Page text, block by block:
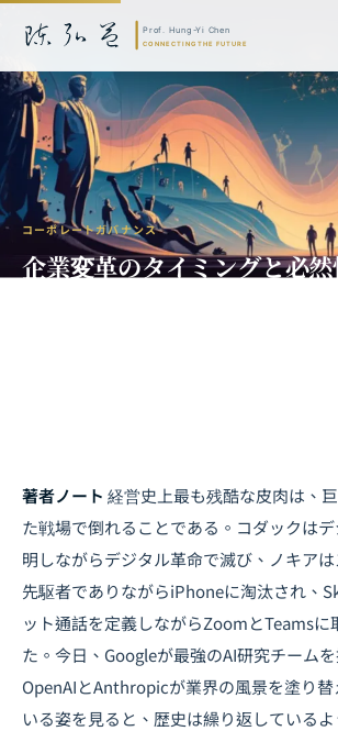
コーポレートガバナンス
企業変革のタイミングと必
著者ノート 経営史上最も残酷な皮肉は、
た戦場で倒れることである。コダックは
明しながらデジタル革命で滅び、ノキア
先駆者でありながらiPhoneに淘汰され、
ット通話を定義しながらZoomとTeamsに
た。今日、Googleが最強のAI研究チーム
OpenAIとAnthropicが業界の風景を塗り
いる姿を見ると、歴史は繰り返している